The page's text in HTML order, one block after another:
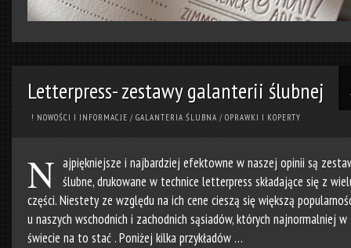
Letterpress- zestawy galanterii ślubnej
! NOWOŚCI I INFORMACJE / GALANTERIA ŚLUBNA / OPRAWKI I KOPERTY
N ajpiękniejsze i najbardziej efektowne w naszej opinii są
ślubne, drukowane w technice letterpress składające się z
części. Niestety ze względu na ich cene cieszą się większą
u naszych wschodnich i zachodnich sąsiadów, których najnormalniej w
świecie na to stać . Poniżej kilka przykładów …